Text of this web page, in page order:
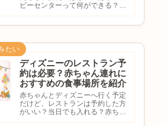
ビーセンターって何ができる？離
は、赤ちゃん連れに便利なベビ
ー...
ディズニーのレストラン予
約は必要？赤ちゃん連れに
おすすめの食事場所を紹介
赤ちゃんとディズニーへ行く予定
だけど、レストランは予約した方
がいい？当日でも入れる？赤ちゃ